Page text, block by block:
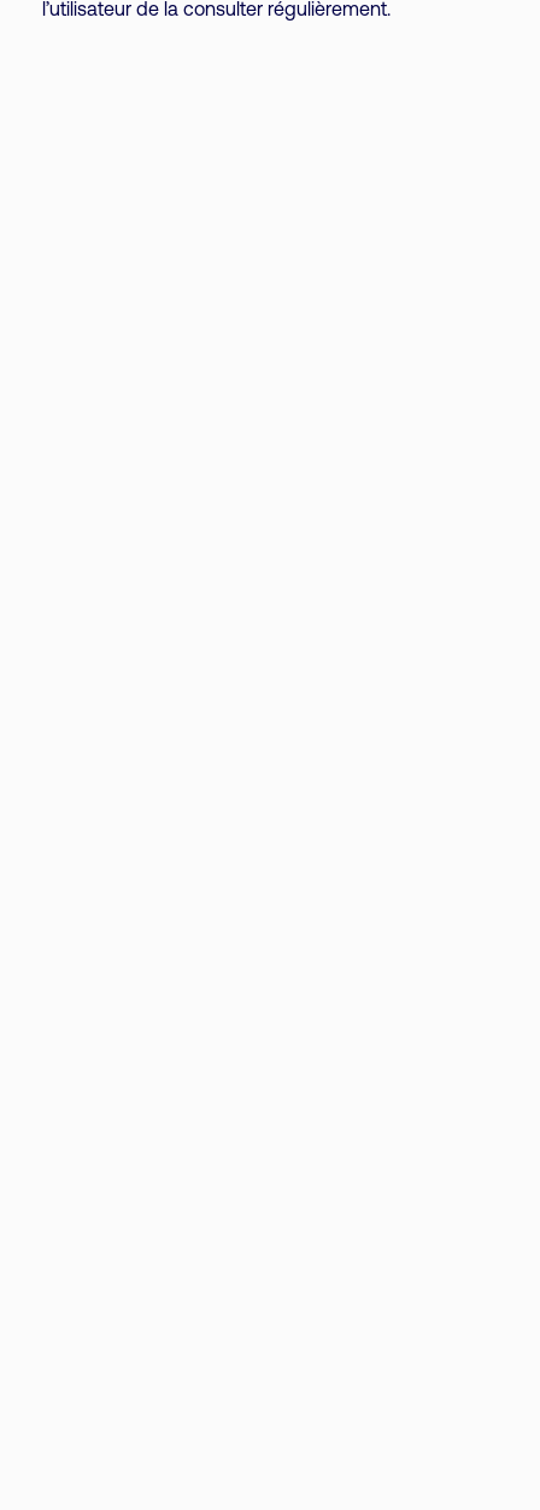
l’utilisateur de la consulter régulièrement.